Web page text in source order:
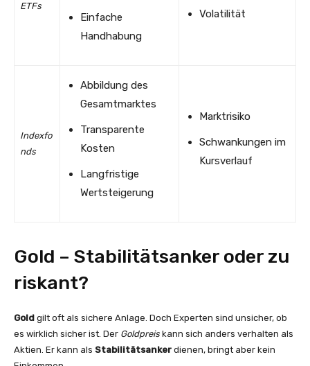
ETFs
Einfache
Handhabung
Volatilität
Indexfo
nds
Abbildung des
Gesamtmarktes
Transparente
Kosten
Langfristige
Wertsteigerung
Marktrisiko
Schwankungen im
Kursverlauf
Gold – Stabilitätsanker oder zu
riskant?
Gold gilt oft als sichere Anlage. Doch Experten sind unsicher, ob
es wirklich sicher ist. Der Goldpreis kann sich anders verhalten als
Aktien. Er kann als Stabilitätsanker dienen, bringt aber kein